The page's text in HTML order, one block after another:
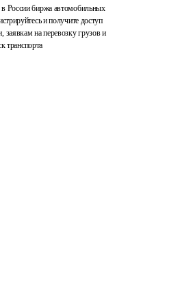
России биржа автомобильных
и получите доступ
заявкам на перевозку грузов и
транспорта